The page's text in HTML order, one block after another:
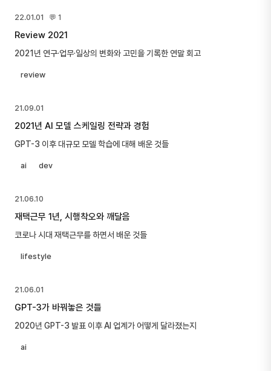
22.01.01 💬 1
Review 2021
2021년 연구·업무·일상의 변화와 고민을 기록한 연말 회고
review
21.09.01
2021년 AI 모델 스케일링 전략과 경험
GPT-3 이후 대규모 모델 학습에 대해 배운 것들
ai dev
21.06.10
재택근무 1년, 시행착오와 깨달음
코로나 시대 재택근무를 하면서 배운 것들
lifestyle
21.06.01
GPT-3가 바꿔놓은 것들
2020년 GPT-3 발표 이후 AI 업계가 어떻게 달라졌는지
ai